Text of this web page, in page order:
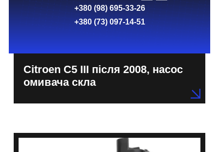
+380 (98) 695-33-26
+380 (73) 097-14-51
Citroen C5 III після 2008, насос
омивача скла